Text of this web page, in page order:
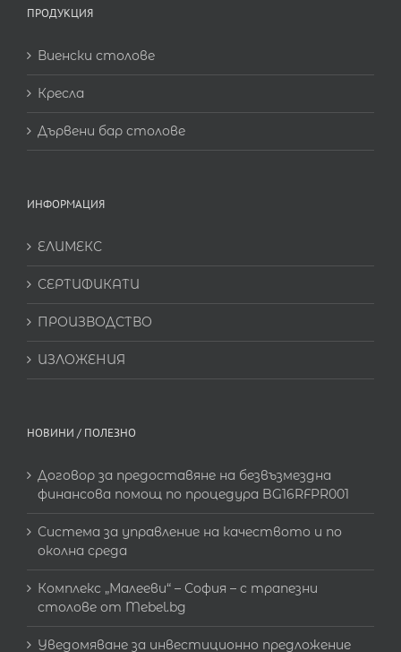
ПРОДУКЦИЯ
Виенски столове
Кресла
Дървени бар столове
ИНФОРМАЦИЯ
ЕЛИМЕКС
СЕРТИФИКАТИ
ПРОИЗВОДСТВО
ИЗЛОЖЕНИЯ
НОВИНИ / ПОЛЕЗНО
Договор за предоставяне на безвъзмездна
финансова помощ по процедура BG16RFPR001
Система за управление на качеството и по
околна среда
Комплекс „Малееви“ – София – с трапезни
столове от Mebel.bg
Уведомяване за инвестиционно предложение